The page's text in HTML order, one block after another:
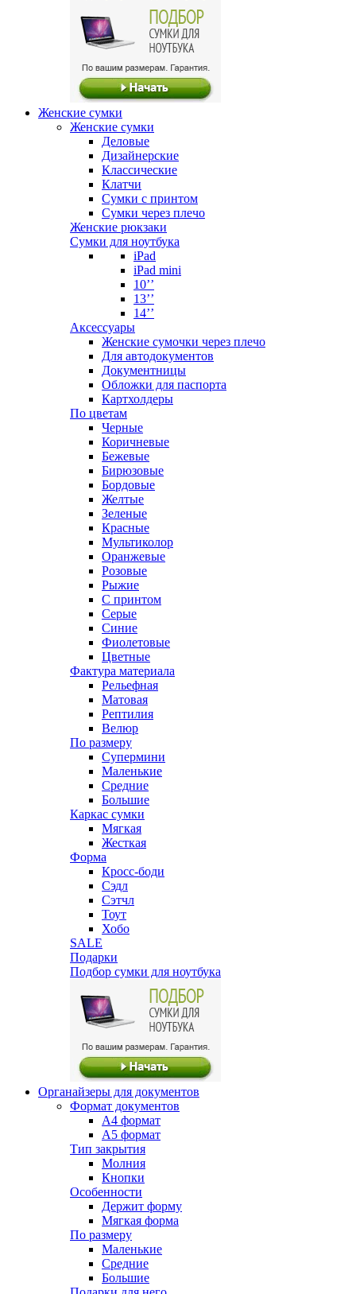
Женские сумки
Женские сумки
Деловые
Дизайнерские
Классические
Клатчи
Сумки с принтом
Сумки через плечо
Женские рюкзаки
Сумки для ноутбука
iPad
iPad mini
10’’
13’’
14’’
Аксессуары
Женские сумочки через плечо
Для автодокументов
Документницы
Обложки для паспорта
Картхолдеры
По цветам
Черные
Коричневые
Бежевые
Бирюзовые
Бордовые
Желтые
Зеленые
Красные
Мультиколор
Оранжевые
Розовые
Рыжие
С принтом
Серые
Синие
Фиолетовые
Цветные
Фактура материала
Рельефная
Матовая
Рептилия
Велюр
По размеру
Супермини
Маленькие
Средние
Большие
Каркас сумки
Мягкая
Жесткая
Форма
Кросс-боди
Сэдл
Сэтчл
Тоут
Хобо
SALE
Подарки
Подбор сумки для ноутбука
Органайзеры для документов
Формат документов
А4 формат
А5 формат
Тип закрытия
Молния
Кнопки
Особенности
Держит форму
Мягкая форма
По размеру
Маленькие
Средние
Большие